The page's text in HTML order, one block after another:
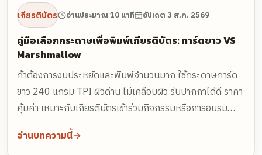
เกียรติบัตร อ่านประมาณ 10 นาที อัปเดต 3 ส.ค. 2569
คู่มือเลือกกระดาษเพื่อพิมพ์เกียรติบัตร: การ์ดขาว VS
Marshmallow
ถ้าต้องการงบประหยัดและพิมพ์จำนวนมาก ใช้กระดาษการ์ด
ขาว 240 แกรม TPI ผิวด้าน ไม่เคลือบผิว รับปากกาได้ดี ราคา
คุ้มค่า เหมาะกับเกียรติบัตรเข้าร่วมกิจกรรมหรือการอบรม
ทั่วไป แต่ถ้าเป็นงานที่ต้องการความพรีเมียม เก็บไว้ระยะยาว
เช่น รางวัลเกียรติยศ วุฒิบัตรการศึกษาระดับสูง หรือพิธี
อ่านบทความนี้